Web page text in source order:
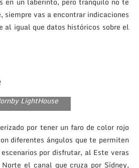
siempre vas a encontrar indicaciones
al igual que datos históricos sobre el
LightHouse
por tener un faro de color rojo
diferentes ángulos que te permiten
por disfrutar, al Este veras
el canal que cruza por Sídney,